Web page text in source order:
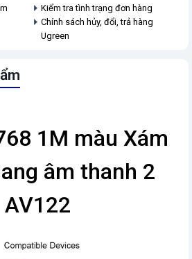
Kiểm tra tình trạng đơn hàng
Chính sách hủy, đổi, trả hàng
Ugreen
1M màu Xám
âm thanh 2